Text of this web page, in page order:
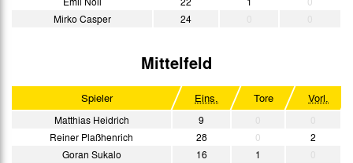
Mirko Casper
24
Mittelfeld
Spieler Eins. Tore Vorl.
Matthias Heidrich 9
Reiner Plaßhenrich
28 0
2
Goran Sukalo
16 1